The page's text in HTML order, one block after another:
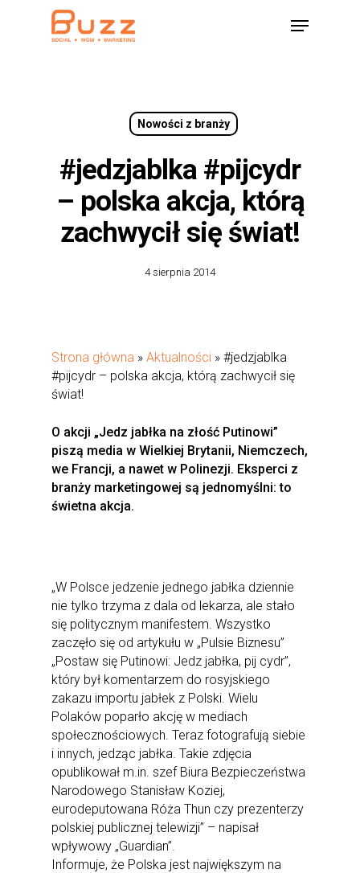
Menu
Nowości z branży
#jedzjablka #pijcydr
– polska akcja, którą
zachwycił się świat!
4 sierpnia 2014
Strona główna » Aktualności » #jedzjablka
#pijcydr – polska akcja, którą zachwycił się
świat!
O akcji „Jedz jabłka na złość Putinowi”
piszą media w Wielkiej Brytanii, Niemczech,
we Francji, a nawet w Polinezji. Eksperci z
branży marketingowej są jednomyślni: to
świetna akcja.
„W Polsce jedzenie jednego jabłka dziennie
nie tylko trzyma z dala od lekarza, ale stało
się politycznym manifestem. Wszystko
zaczęło się od artykułu w „Pulsie Biznesu”
„Postaw się Putinowi: Jedz jabłka, pij cydr”,
który był komentarzem do rosyjskiego
zakazu importu jabłek z Polski. Wielu
Polaków poparło akcję w mediach
społecznościowych. Teraz fotografują siebie
i innych, jedząc jabłka. Takie zdjęcia
opublikował m.in. szef Biura Bezpieczeństwa
Narodowego Stanisław Koziej,
eurodeputowana Róża Thun czy prezenterzy
polskiej publicznej telewizji” – napisał
wpływowy „Guardian”.
Informuje, że Polska jest największym na